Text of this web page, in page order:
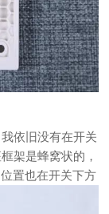
依旧没有在开关
架是蜂窝状的，
置也在开关下方